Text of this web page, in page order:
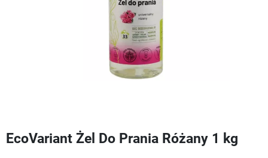
EcoVariant Żel Do Prania Różany 1 kg